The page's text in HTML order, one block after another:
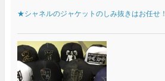
★シャネルのジャケットのしみ抜きはお任せ！